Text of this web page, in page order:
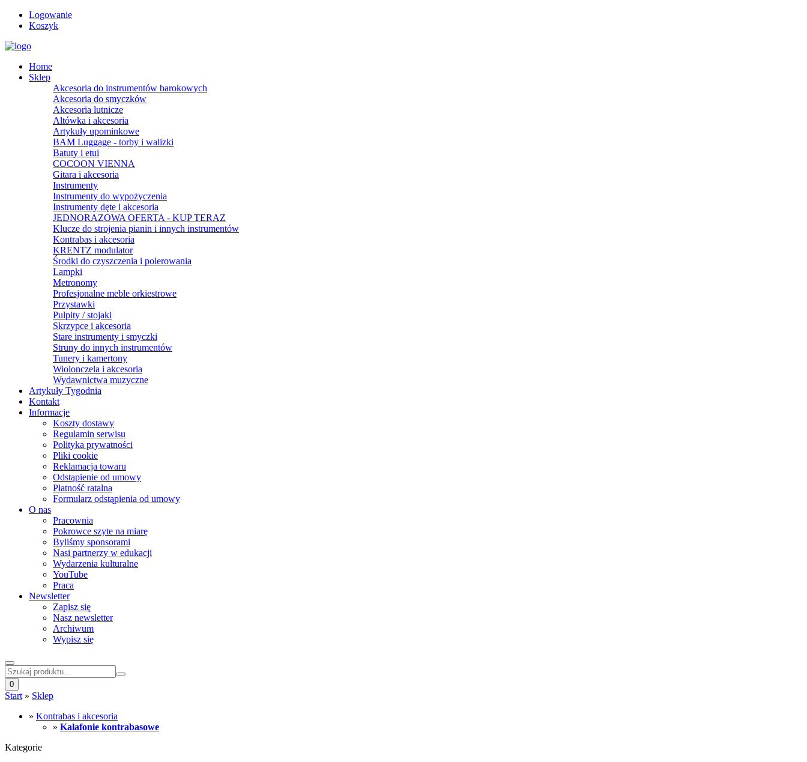
Logowanie
Koszyk
Home
Sklep
Akcesoria do instrumentów barokowych
Akcesoria do smyczków
Akcesoria lutnicze
Altówka i akcesoria
Artykuły upominkowe
BAM Luggage - torby i walizki
Batuty i etui
COCOON VIENNA
Gitara i akcesoria
Instrumenty
Instrumenty do wypożyczenia
Instrumenty dęte i akcesoria
JEDNORAZOWA OFERTA - KUP TERAZ
Klucze do strojenia pianin i innych instrumentów
Kontrabas i akcesoria
KRENTZ modulator
Środki do czyszczenia i polerowania
Lampki
Metronomy
Profesjonalne meble orkiestrowe
Przystawki
Pulpity / stojaki
Skrzypce i akcesoria
Stare instrumenty i smyczki
Struny do innych instrumentów
Tunery i kamertony
Wiolonczela i akcesoria
Wydawnictwa muzyczne
Artykuły Tygodnia
Kontakt
Informacje
Koszty dostawy
Regulamin serwisu
Polityka prywatności
Pliki cookie
Reklamacja towaru
Odstąpienie od umowy
Płatność ratalna
Formularz odstąpienia od umowy
O nas
Pracownia
Pokrowce szyte na miarę
Byliśmy sponsorami
Nasi partnerzy w edukacji
Wydarzenia kulturalne
YouTube
Praca
Newsletter
Zapisz się
Nasz newsletter
Archiwum
Wypisz się
0
Start » Sklep
» Kontrabas i akcesoria
» Kalafonie kontrabasowe
Kategorie